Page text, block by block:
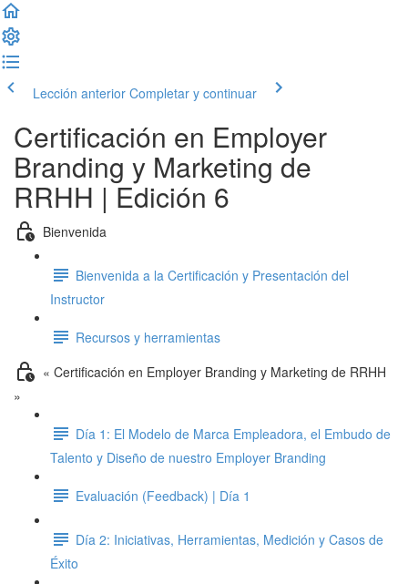
Lección anterior Completar y continuar
Certificación en Employer
Branding y Marketing de
RRHH | Edición 6
Bienvenida
Bienvenida a la Certificación y Presentación del
Instructor
Recursos y herramientas
« Certificación en Employer Branding y Marketing de RRHH
»
Día 1: El Modelo de Marca Empleadora, el Embudo de
Talento y Diseño de nuestro Employer Branding
Evaluación (Feedback) | Día 1
Día 2: Iniciativas, Herramientas, Medición y Casos de
Éxito